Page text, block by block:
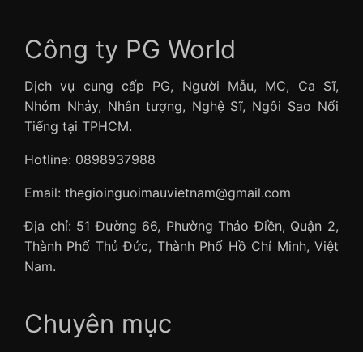
Công ty PG World
Dịch vụ cung cấp PG, Người Mẫu, MC, Ca Sĩ,
Nhóm Nhảy, Nhân tượng, Nghệ Sĩ, Ngôi Sao Nổi
Tiếng tại TPHCM.
Hotline: 0898937988
Email: thegioinguoimauvietnam@gmail.com
Địa chỉ: 51 Đường 66, Phường Thảo Điền, Quận 2,
Thành Phố Thủ Đức, Thành Phố Hồ Chí Minh, Việt
Nam.
Chuyên mục